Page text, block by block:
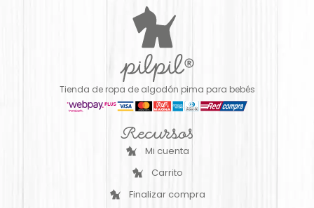
Tienda de ropa de algodón pima para bebés
Recursos
Mi cuenta
Carrito
Finalizar compra